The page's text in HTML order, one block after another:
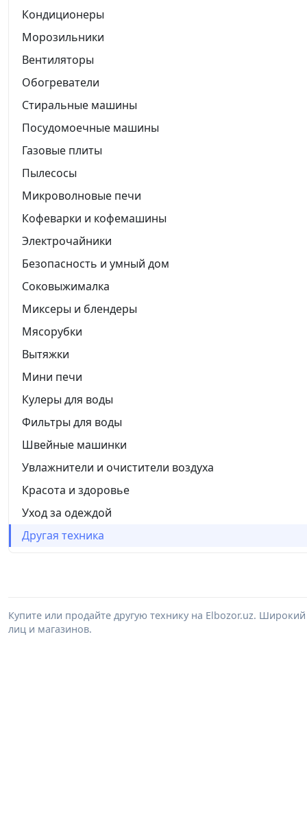
Кондиционеры
Морозильники
Вентиляторы
Обогреватели
Стиральные машины
Посудомоечные машины
Газовые плиты
Пылесосы
Микроволновые печи
Кофеварки и кофемашины
Электрочайники
Безопасность и умный дом
Соковыжималка
Миксеры и блендеры
Мясорубки
Вытяжки
Мини печи
Кулеры для воды
Фильтры для воды
Швейные машинки
Увлажнители и очистители воздуха
Красота и здоровье
Уход за одеждой
Другая техника
Купите или продайте другую технику на Elbozor.uz.
лиц и магазинов.